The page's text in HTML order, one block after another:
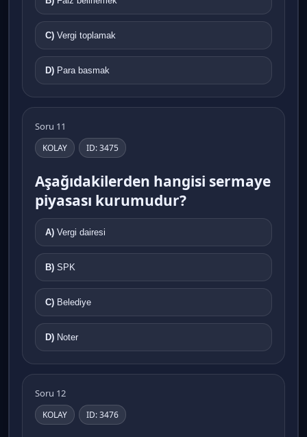
C) Vergi toplamak
D) Para basmak
Soru 11
KOLAY ID: 3475
Aşağıdakilerden hangisi sermaye
piyasası kurumudur?
A) Vergi dairesi
B) SPK
C) Belediye
D) Noter
Soru 12
KOLAY ID: 3476